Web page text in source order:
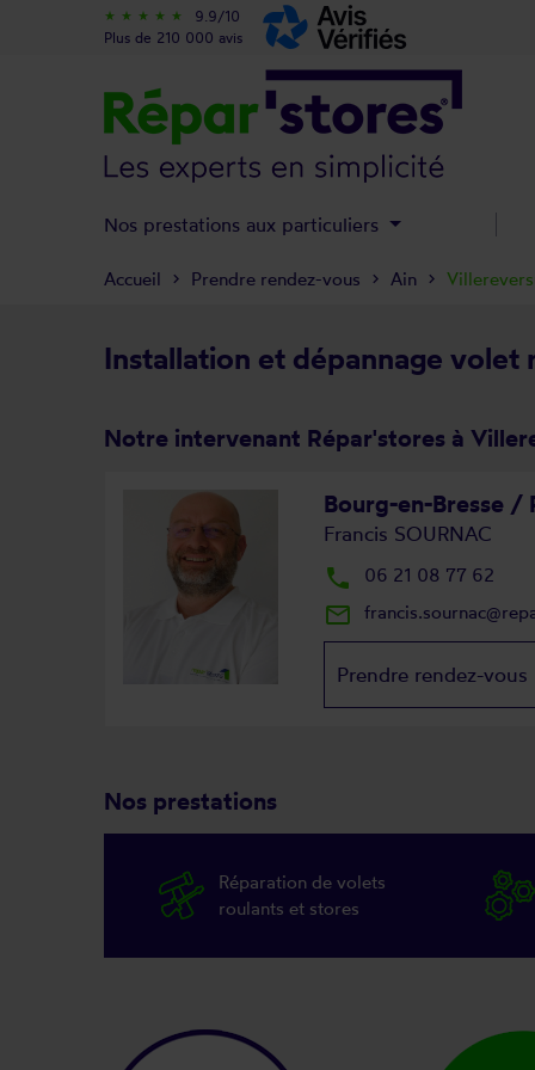
Installation et dépannage volet
Notre intervenant Répar'stores à
Bourg-en-Bresse /
Francis SOURNAC
local_phone 06 21 08 77 62
mail_outline
Prendre rendez-vous
Nos prestations
Réparation de volets
roulants et stores
Accueil Prendre rendez-vous Ain
star_rate star_rate star_rate star_rate star_rate
9.9/10
Plus de 210 000 avis
Nos prestations aux particuliers